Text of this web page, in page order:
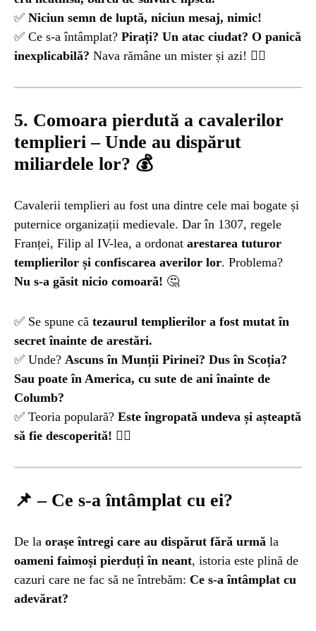
✅ Niciun semn de luptă, niciun mesaj, nimic!
✅ Ce s-a întâmplat? Pirați? Un atac ciudat? O panică
inexplicabilă? Nava rămâne un mister și azi! 😵‍💫
5. Comoara pierdută a cavalerilor
templieri – Unde au dispărut
miliardele lor? 💰
Cavalerii templieri au fost una dintre cele mai bogate și
puternice organizații medievale. Dar în 1307, regele
Franței, Filip al IV-lea, a ordonat arestarea tuturor
templierilor și confiscarea averilor lor. Problema?
Nu s-a găsit nicio comoară! 🤔
✅ Se spune că tezaurul templierilor a fost mutat în
secret înainte de arestări.
✅ Unde? Ascuns în Munții Pirinei? Dus în Scoția?
Sau poate în America, cu sute de ani înainte de
Columb?
✅ Teoria populară? Este îngropată undeva și așteaptă
să fie descoperită! 🏴‍☠️
📌 – Ce s-a întâmplat cu ei?
De la orașe întregi care au dispărut fără urmă la
oameni faimoși pierduți în neant, istoria este plină de
cazuri care ne fac să ne întrebăm: Ce s-a întâmplat cu
adevărat?